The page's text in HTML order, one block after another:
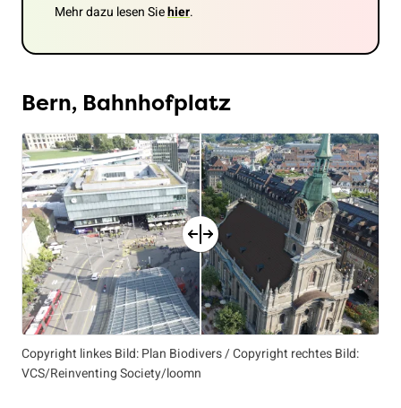
Mehr dazu lesen Siehier.
Bern, Bahnhofplatz
Copyright linkes Bild: Plan Biodivers / Copyright rechtes Bild:
VCS/Reinventing Society/loomn